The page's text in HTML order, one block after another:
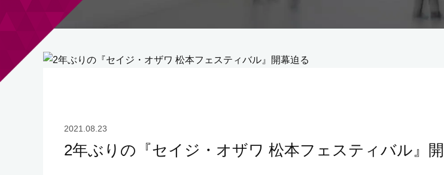
2021.08.23
2年ぶりの『セイジ・オザワ 松本フェスティバル』